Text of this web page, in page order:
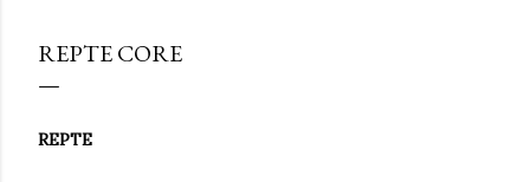
REPTE CORE
REPTE